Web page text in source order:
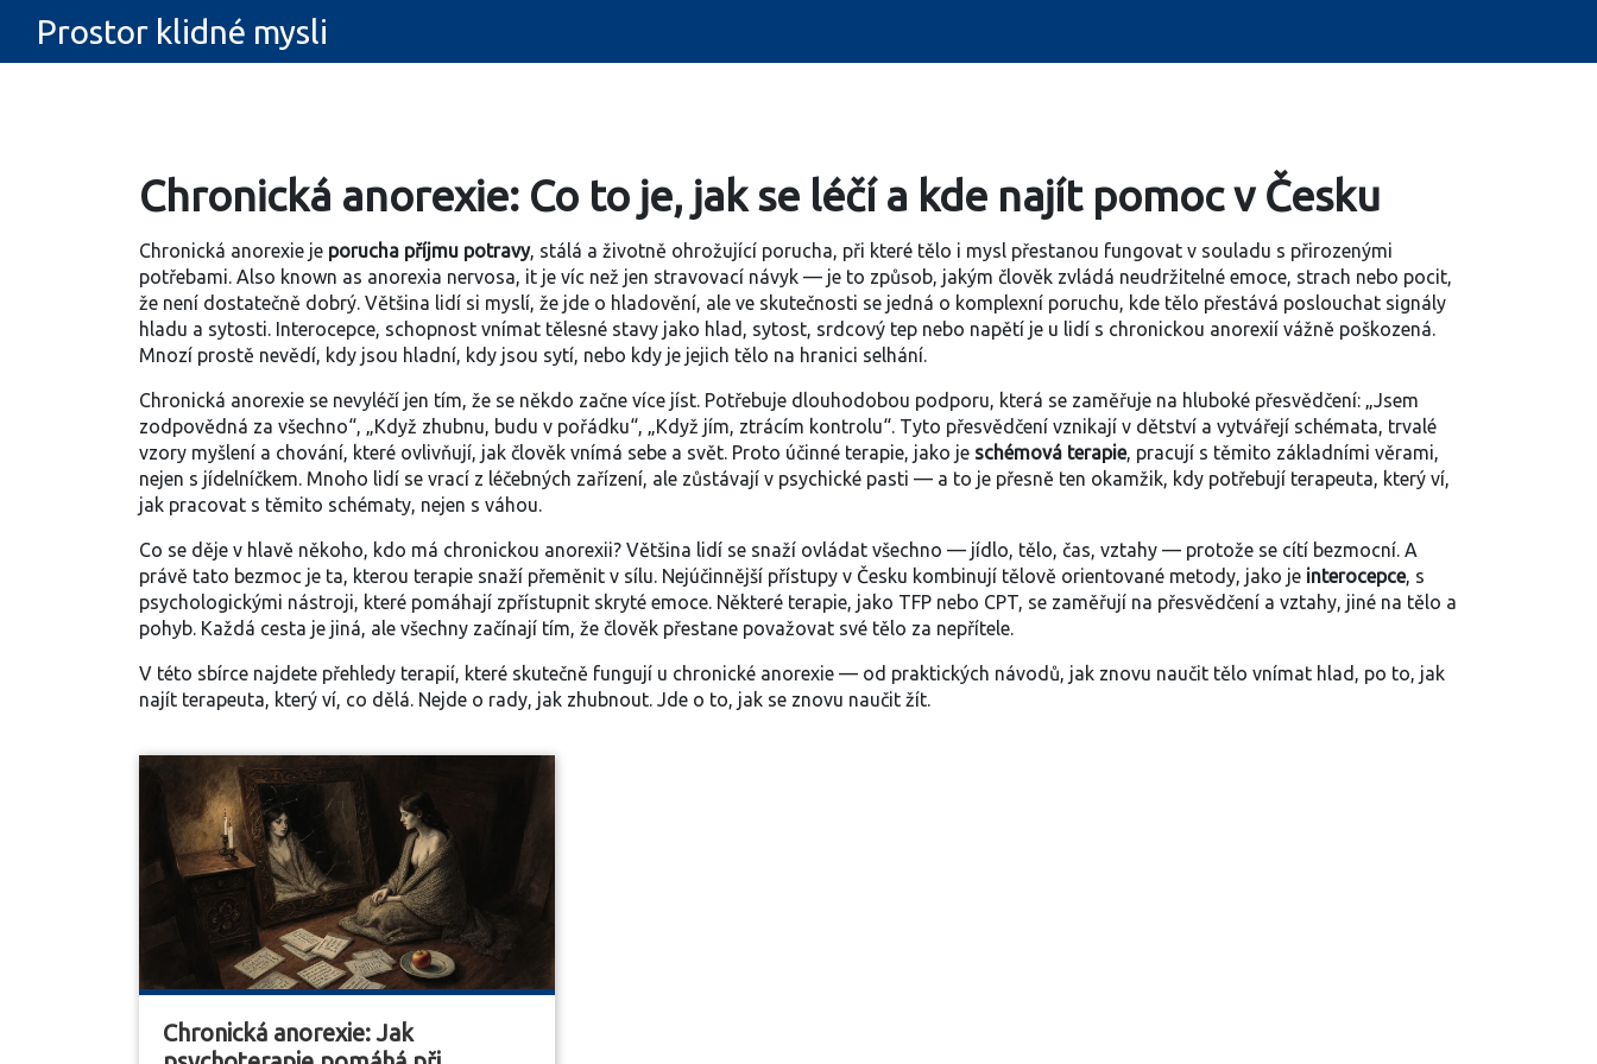
Prostor klidné mysli
Chronická anorexie: Co to je, jak se léčí a kde najít pomoc v Česku
Chronická anorexie je porucha příjmu potravy, stálá a životně ohrožující porucha, při které tělo i mysl přestanou fungovat v souladu s přirozenými
potřebami. Also known as anorexia nervosa, it je víc než jen stravovací návyk — je to způsob, jakým člověk zvládá neudržitelné emoce, strach nebo pocit,
že není dostatečně dobrý. Většina lidí si myslí, že jde o hladovění, ale ve skutečnosti se jedná o komplexní poruchu, kde tělo přestává poslouchat signály
hladu a sytosti. Interocepce, schopnost vnímat tělesné stavy jako hlad, sytost, srdcový tep nebo napětí je u lidí s chronickou anorexií vážně poškozená.
Mnozí prostě nevědí, kdy jsou hladní, kdy jsou sytí, nebo kdy je jejich tělo na hranici selhání.
Chronická anorexie se nevyléčí jen tím, že se někdo začne více jíst. Potřebuje dlouhodobou podporu, která se zaměřuje na hluboké přesvědčení: „Jsem
zodpovědná za všechno“, „Když zhubnu, budu v pořádku“, „Když jím, ztrácím kontrolu“. Tyto přesvědčení vznikají v dětství a vytvářejí schémata, trvalé
vzory myšlení a chování, které ovlivňují, jak člověk vnímá sebe a svět. Proto účinné terapie, jako je schémová terapie, pracují s těmito základními věrami,
nejen s jídelníčkem. Mnoho lidí se vrací z léčebných zařízení, ale zůstávají v psychické pasti — a to je přesně ten okamžik, kdy potřebují terapeuta, který ví,
jak pracovat s těmito schématy, nejen s váhou.
Co se děje v hlavě někoho, kdo má chronickou anorexii? Většina lidí se snaží ovládat všechno — jídlo, tělo, čas, vztahy — protože se cítí bezmocní. A
právě tato bezmoc je ta, kterou terapie snaží přeměnit v sílu. Nejúčinnější přístupy v Česku kombinují tělově orientované metody, jako je interocepce, s
psychologickými nástroji, které pomáhají zpřístupnit skryté emoce. Některé terapie, jako TFP nebo CPT, se zaměřují na přesvědčení a vztahy, jiné na tělo a
pohyb. Každá cesta je jiná, ale všechny začínají tím, že člověk přestane považovat své tělo za nepřítele.
V této sbírce najdete přehledy terapií, které skutečně fungují u chronické anorexie — od praktických návodů, jak znovu naučit tělo vnímat hlad, po to, jak
najít terapeuta, který ví, co dělá. Nejde o rady, jak zhubnout. Jde o to, jak se znovu naučit žít.
Chronická anorexie: Jak